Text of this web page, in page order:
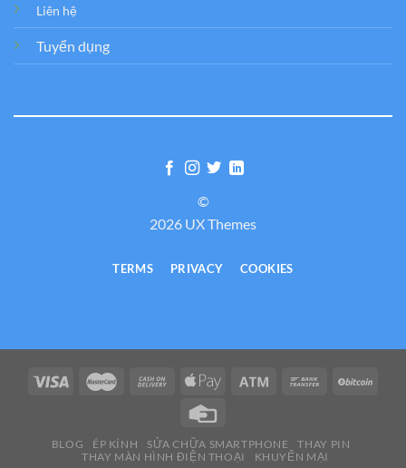
Liên hệ
Tuyển dụng
©
2026 UX Themes
TERMS PRIVACY COOKIES
BLOG ÉP KÍNH SỬA CHỮA SMARTPHONE
THAY PIN
THAY MÀN HÌNH ĐIỆN THOẠI
KHUYẾN MẠI